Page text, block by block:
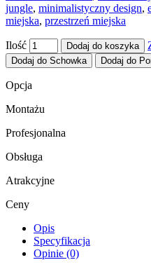
jungle, minimalistyczny design,
miejska, przestrzeń miejska
Ilość Dodaj do koszyka
Dodaj do Schowka Dodaj do
Opcja
Montażu
Profesjonalna
Obsługa
Atrakcyjne
Ceny
Opis
Specyfikacja
Opinie (0)